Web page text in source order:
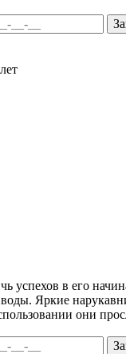
успехов в его
воды. Яркие
они